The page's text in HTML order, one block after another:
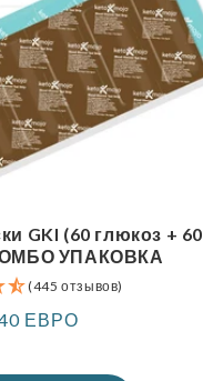
GKI (60 глюкоз + 60
УПАКОВКА
(445 отзывов)
ЕВРО